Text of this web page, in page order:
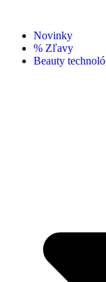
Novinky
% Zľavy
Beauty